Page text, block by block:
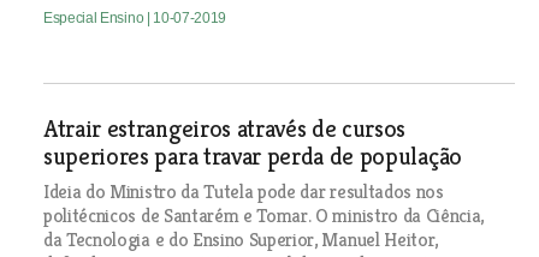
Especial Ensino | 10-07-2019
Atrair estrangeiros através de cursos
superiores para travar perda de população
Ideia do Ministro da Tutela pode dar resultados nos
politécnicos de Santarém e Tomar. O ministro da Ciência,
da Tecnologia e do Ensino Superior, Manuel Heitor,